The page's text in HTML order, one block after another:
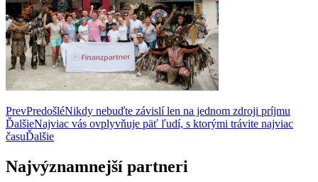
PrevPredošléNikdy nebuďte závislí len na jednom zdroji príjmu
ĎalšieNajviac vás ovplyvňuje päť ľudí, s ktorými trávite najviac
časuĎalšie
Najvýznamnejší partneri